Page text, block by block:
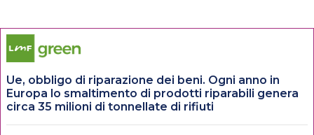
Ue, obbligo di riparazione dei beni. Ogni anno in
Europa lo smaltimento di prodotti riparabili genera
circa 35 milioni di tonnellate di rifiuti